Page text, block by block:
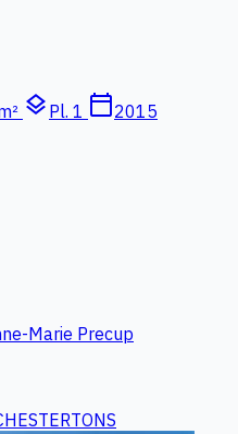
layers Pl. 1 calendar_today2015
Marie Precup